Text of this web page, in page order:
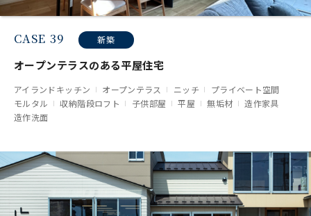
CASE 39 新築
オープンテラスのある平屋住宅
アイランドキッチン オープンテラス ニッチ
プライベート空間
モルタル
収納階段ロフト 子供部屋 平屋 無垢材
造作家具
造作洗面